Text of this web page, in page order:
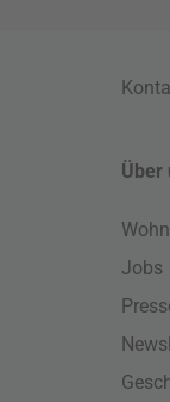
Über
Jobs